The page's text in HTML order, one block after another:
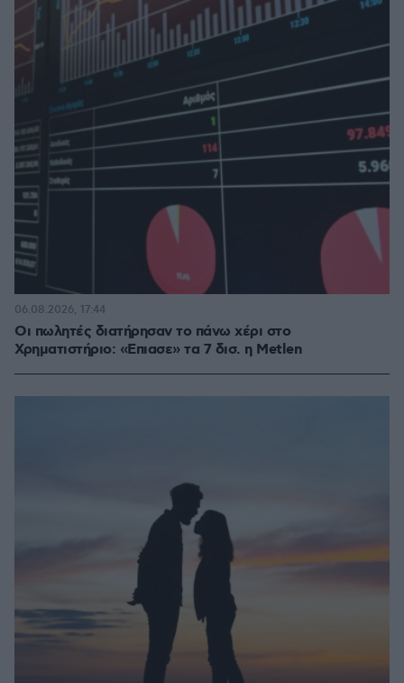
Οι πωλητές διατήρησαν το πάνω χέρι στο
Χρηματιστήριο: «Επιασε» τα 7 δισ. η Metlen
06.08.2026, 17:44